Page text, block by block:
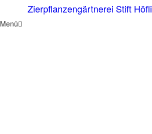
Zierpflanzengärtnerei Stift Höfli
Menü